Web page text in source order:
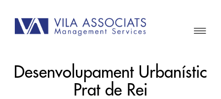
Desenvolupament Urbanístic
Prat de Rei